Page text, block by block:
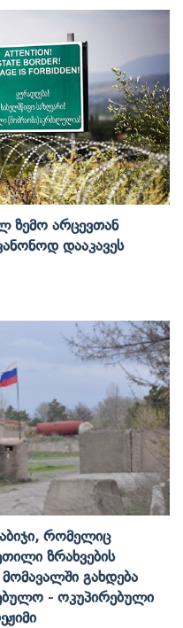
Ზემო Არცევთან
Დააკავეს
Რომელიც
Ზრახვების
Გახდება
- Ოკუპირებული